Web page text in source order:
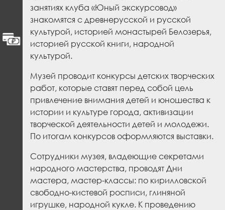
занятиях клуба «Юный экскурсовод»
знакомятся с древнерусской и русской
культурой, историей монастырей Белозерья,
историей русской книги, народной
культурой.
Музей проводит конкурсы детских творческих
работ, которые ставят перед собой цель
привлечение внимания детей и юношества к
истории и культуре города, активизации
творческой деятельности детей и молодежи.
По итогам конкурсов оформляются выставки.
Сотрудники музея, владеющие секретами
народного мастерства, проводят Дни
мастера, мастер-классы: по кирилловской
свободно-кистевой росписи, глиняной
игрушке, народной кукле. К проведению